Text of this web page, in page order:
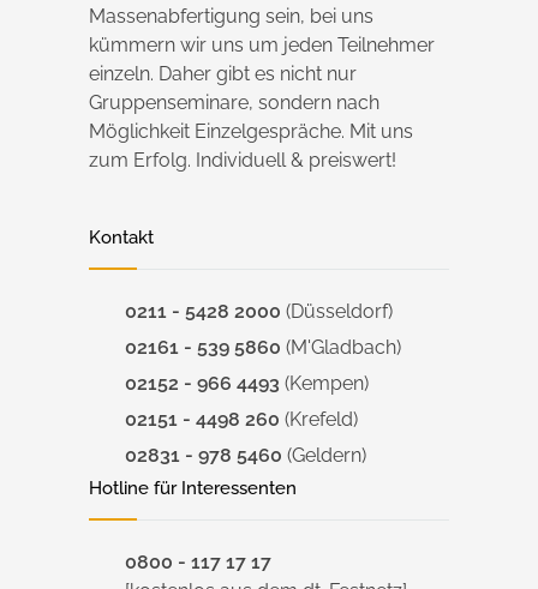
Massenabfertigung sein, bei uns
kümmern wir uns um jeden Teilnehmer
einzeln. Daher gibt es nicht nur
Gruppenseminare, sondern nach
Möglichkeit Einzelgespräche. Mit uns
zum Erfolg. Individuell & preiswert!
Kontakt
0211 - 5428 2000 (Düsseldorf)
02161 - 539 5860 (M'Gladbach)
02152 - 966 4493 (Kempen)
02151 - 4498 260 (Krefeld)
02831 - 978 5460 (Geldern)
Hotline für Interessenten
0800 - 117 17 17